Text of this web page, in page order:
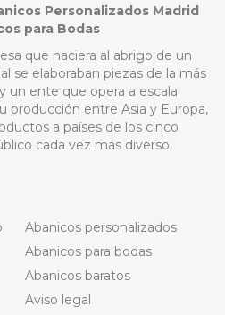
Personalizados Madrid
para Bodas
que naciera al abrigo de un
se elaboraban piezas de la más
un ente que opera a escala
producción entre Asia y Europa,
a países de los cinco
cada vez más diverso.
Abanicos personalizados
Abanicos para bodas
Abanicos baratos
Aviso legal